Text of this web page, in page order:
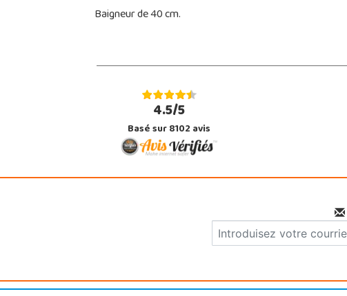
Baigneur de 40 cm.
4.5/5
Basé sur 8102 avis